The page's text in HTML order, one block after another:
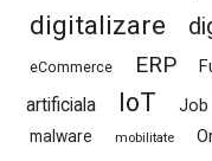
digitalizare
eCommerce ERP
artificiala
IoT Job
malware mobilitate